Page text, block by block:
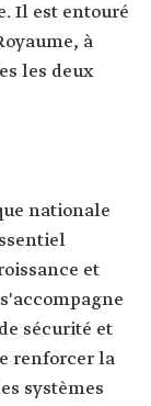
Il est entouré
à
les deux
nationale
et
sécurité et
renforcer la
systèmes